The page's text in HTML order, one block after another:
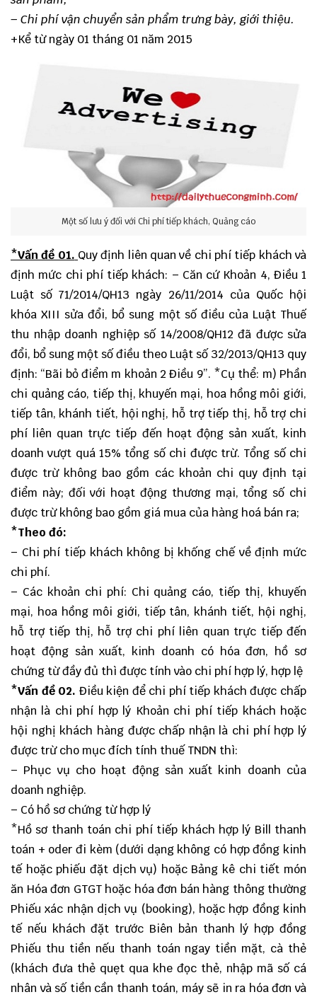
– Chi phí vận chuyển sản phẩm trưng bày, giới thiệu.
+Kể từ ngày 01 tháng 01 năm 2015
Một số lưu ý đối với Chi phí tiếp khách, Quảng cáo
*Vấn đề 01. Quy định liên quan về chi phí tiếp khách và
định mức chi phí tiếp khách: – Căn cứ Khoản 4, Điều 1
Luật số 71/2014/QH13 ngày 26/11/2014 của Quốc hội
khóa XIII sửa đổi, bổ sung một số điều của Luật Thuế
thu nhập doanh nghiệp số 14/2008/QH12 đã được sửa
đổi, bổ sung một số điều theo Luật số 32/2013/QH13 quy
định: “Bãi bỏ điểm m khoản 2 Điều 9”. *Cụ thể: m) Phần
chi quảng cáo, tiếp thị, khuyến mại, hoa hồng môi giới,
tiếp tân, khánh tiết, hội nghị, hỗ trợ tiếp thị, hỗ trợ chi
phí liên quan trực tiếp đến hoạt động sản xuất, kinh
doanh vượt quá 15% tổng số chi được trừ. Tổng số chi
được trừ không bao gồm các khoản chi quy định tại
điểm này; đối với hoạt động thương mại, tổng số chi
được trừ không bao gồm giá mua của hàng hoá bán ra;
*Theo đó:
– Chi phí tiếp khách không bị khống chế về định mức
chi phí.
– Các khoản chi phí: Chi quảng cáo, tiếp thị, khuyến
mại, hoa hồng môi giới, tiếp tân, khánh tiết, hội nghị,
hỗ trợ tiếp thị, hỗ trợ chi phí liên quan trực tiếp đến
hoạt động sản xuất, kinh doanh có hóa đơn, hồ sơ
chứng từ đầy đủ thì được tính vào chi phí hợp lý, hợp lệ
*Vấn đề 02. Điều kiện để chi phí tiếp khách được chấp
nhận là chi phí hợp lý Khoản chi phí tiếp khách hoặc
hội nghị khách hàng được chấp nhận là chi phí hợp lý
được trừ cho mục đích tính thuế TNDN thì:
– Phục vụ cho hoạt động sản xuất kinh doanh của
doanh nghiệp.
– Có hồ sơ chứng từ hợp lý
*Hồ sơ thanh toán chi phí tiếp khách hợp lý Bill thanh
toán + oder đi kèm (dưới dạng không có hợp đồng kinh
tế hoặc phiếu đặt dịch vụ) hoặc Bảng kê chi tiết món
ăn Hóa đơn GTGT hoặc hóa đơn bán hàng thông thường
Phiếu xác nhận dịch vụ (booking), hoặc hợp đồng kinh
tế nếu khách đặt trước Biên bản thanh lý hợp đồng
Phiếu thu tiền nếu thanh toán ngay tiền mặt, cà thẻ
(khách đưa thẻ quẹt qua khe đọc thẻ, nhập mã số cá
nhân và số tiền cần thanh toán, máy sẽ in ra hóa đơn và